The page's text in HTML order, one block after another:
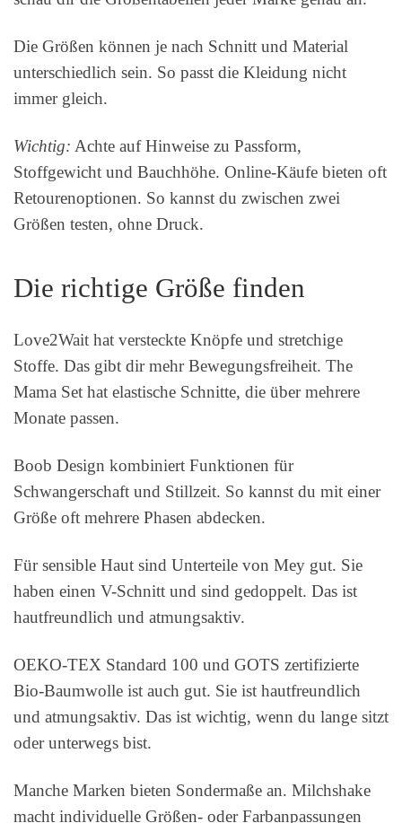
Die Größen können je nach Schnitt und Material
unterschiedlich sein. So passt die Kleidung nicht
immer gleich.
Wichtig: Achte auf Hinweise zu Passform,
Stoffgewicht und Bauchhöhe. Online-Käufe bieten oft
Retourenoptionen. So kannst du zwischen zwei
Größen testen, ohne Druck.
Die richtige Größe finden
Love2Wait hat versteckte Knöpfe und stretchige
Stoffe. Das gibt dir mehr Bewegungsfreiheit. The
Mama Set hat elastische Schnitte, die über mehrere
Monate passen.
Boob Design kombiniert Funktionen für
Schwangerschaft und Stillzeit. So kannst du mit einer
Größe oft mehrere Phasen abdecken.
Für sensible Haut sind Unterteile von Mey gut. Sie
haben einen V-Schnitt und sind gedoppelt. Das ist
hautfreundlich und atmungsaktiv.
OEKO-TEX Standard 100 und GOTS zertifizierte
Bio-Baumwolle ist auch gut. Sie ist hautfreundlich
und atmungsaktiv. Das ist wichtig, wenn du lange sitzt
oder unterwegs bist.
Manche Marken bieten Sondermaße an. Milchshake
macht individuelle Größen- oder Farbanpassungen